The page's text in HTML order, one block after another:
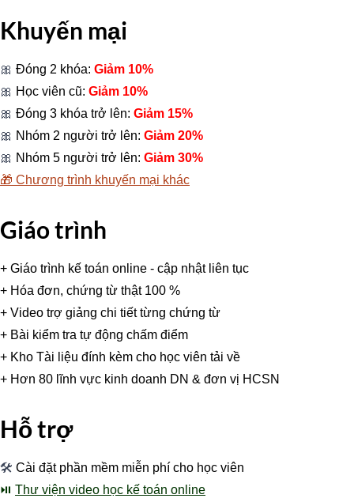
Khuyến mại
🎀 Đóng 2 khóa: Giảm 10%
🎀 Học viên cũ: Giảm 10%
🎀 Đóng 3 khóa trở lên: Giảm 15%
🎀 Nhóm 2 người trở lên: Giảm 20%
🎀 Nhóm 5 người trở lên: Giảm 30%
🎁 Chương trình khuyến mại khác
Giáo trình
+ Giáo trình kế toán online - cập nhật liên tục
+ Hóa đơn, chứng từ thật 100 %
+ Video trợ giảng chi tiết từng chứng từ
+ Bài kiểm tra tự động chấm điểm
+ Kho Tài liệu đính kèm cho học viên tải về
+ Hơn 80 lĩnh vực kinh doanh DN & đơn vị HCSN
Hỗ trợ
🛠 Cài đặt phần mềm miễn phí cho học viên
⏯ Thư viện video học kế toán online